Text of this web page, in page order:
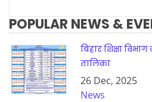
POPULAR NEWS &
बिहार शिक्षा
तालिका
26 Dec, 2025
News